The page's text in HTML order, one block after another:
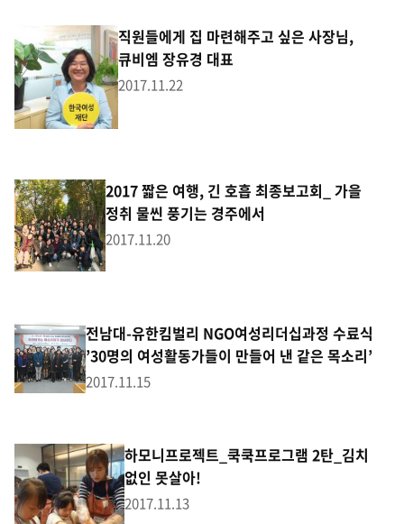
직원들에게 집 마련해주고 싶은 사장님,
큐비엠 장유경 대표
2017.11.22
2017 짧은 여행, 긴 호흡 최종보고회_ 가을
정취 물씬 풍기는 경주에서
2017.11.20
전남대-유한킴벌리 NGO여성리더십과정 수료식
’30명의 여성활동가들이 만들어 낸 같은 목소리’
2017.11.15
하모니프로젝트_쿡쿡프로그램 2탄_김치
없인 못살아!
2017.11.13